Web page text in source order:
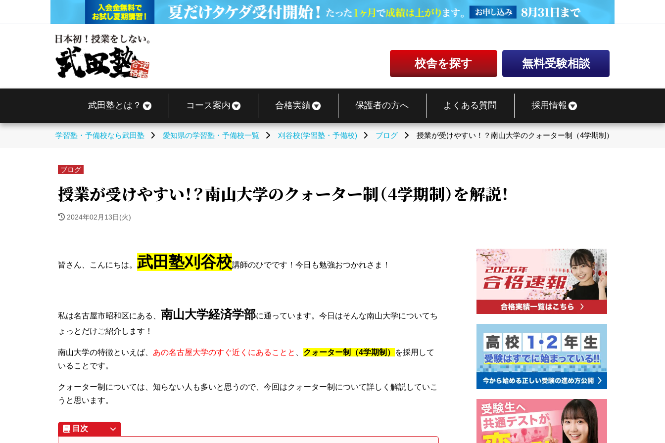
校舎を探す 無料受験相談
武田塾とは？ コース案内 合格実績 保護者の方へ よくある質問 採用情報
学習塾・予備校なら武田塾 愛知県の学習塾・予備校一覧 刈谷校(学習塾・予備校) ブログ 授業が受けやすい！？南山大学のクォーター制（4学期制）を解説！
ブログ
授業が受けやすい！？南山大学のクォーター制（4学期制）を解説！
2024年02月13日(火)
皆さん、こんにちは。 武田塾刈谷校講師のひでです！ 今日も勉強おつかれさま！
私は名古屋市昭和区にある、 南山大学経済学部に通っています。 今日はそんな南山大学についてち
ょっとだけご紹介します！
南山大学の特徴といえば、 あの名古屋大学のすぐ近くにあることと クォーター制（4学期制）
を採用して
いることです。
クォーター制については、 知らない人も多いと思うので、 今回はクォーター制について詳しく解説していこ
うと思います。
目次